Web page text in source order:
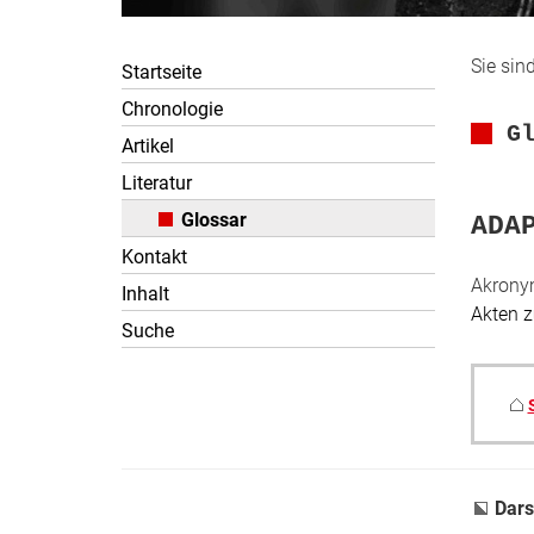
Startseite
Chronologie
Artikel
Literatur
Glossar
Kontakt
Inhalt
Suche
Sie
Akten